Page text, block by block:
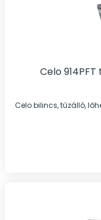
Celo
Celo bilincs, tűzálló,